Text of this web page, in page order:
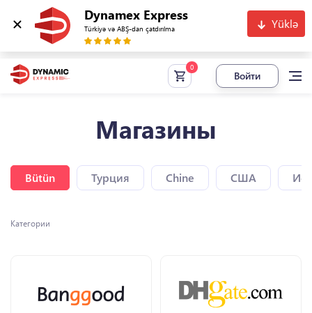
Dynamex Express
Türkiyə və ABŞ-dan çatdırılma Yüklə
Войти
Магазины
Bütün Турция Chine США
Категории